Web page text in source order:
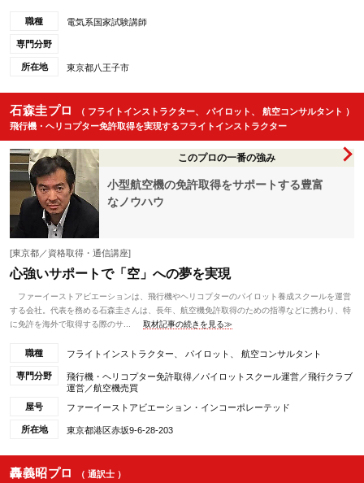
職種 電気系国家試験講師
専門分野
所在地 東京都八王子市
石森圭プロ
（ フライトインストラクター、 パイロット、 航空コンサルタント ）
飛行機・ヘリコプター免許取得を実現するフライトインストラクター
このプロの一番の強み
小型航空機の免許取得をサポートする豊富
なノウハウ
[東京都／資格取得・通信講座]
心強いサポートで「空」への夢を実現
ファーイーストアビエーションは、飛行機やヘリコプターのパイロット養成スクールを運営
する会社。代表を務める石森圭さんは、長年、航空機免許取得のための指導などに携わり、特
に免許を海外で取得する際のサ...
取材記事の続きを見る≫
職種 フライトインストラクター、 パイロット、 航空コンサルタント
専門分野
飛行機・ヘリコプター免許取得／パイロットスクール運営／飛行クラブ
運営／航空機売買
屋号
ファーイーストアビエーション・インコーポレーテッド
所在地 東京都港区赤坂9-6-28-203
轟義昭プロ
（ 通訳士 ）